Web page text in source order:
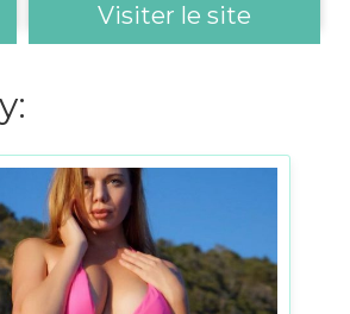
Visiter le site